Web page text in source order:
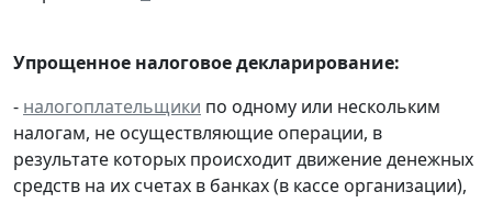
Упрощенное налоговое декларирование:
- налогоплательщики по одному или нескольким
налогам, не осуществляющие операции, в
результате которых происходит движение денежных
средств на их счетах в банках (в кассе организации),